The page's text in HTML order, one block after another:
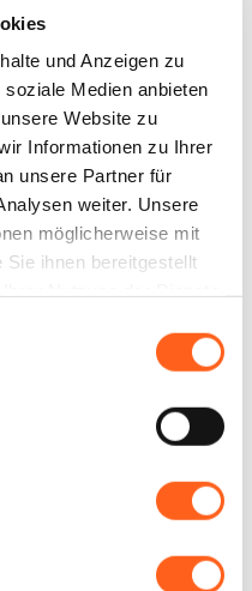
und Anzeigen zu
Medien anbieten
Website zu
Informationen zu Ihrer
unsere Partner für
weiter. Unsere
möglicherweise mit
ihnen bereitgestellt
an Mekka und
Teppichen im
– ein idealer Ort
Das
edlen Möbeln und
Ambiente,